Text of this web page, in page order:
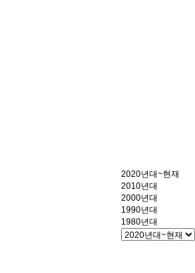
2020년대~현재
2010년대
2000년대
1990년대
1980년대